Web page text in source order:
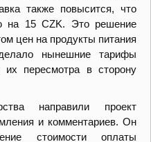
также повысится, что
на 15 CZK. Это решение
цен на продукты питания
нынешние тарифы
их пересмотра в сторону
направили проект
и комментариев. Он
стоимости оплаты